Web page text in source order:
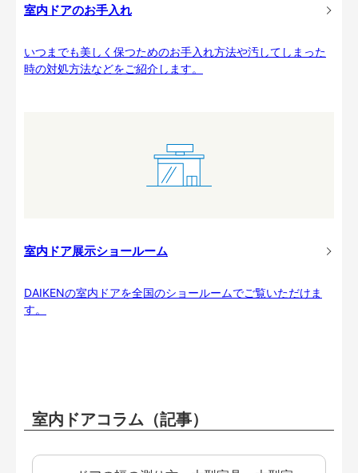
室内ドアのお手入れ
いつまでも美しく保つためのお手入れ方法や汚してしまった
時の対処方法などをご紹介します。
室内ドア展示ショールーム
DAIKENの室内ドアを全国のショールームでご覧いただけま
す。
室内ドアコラム（記事）